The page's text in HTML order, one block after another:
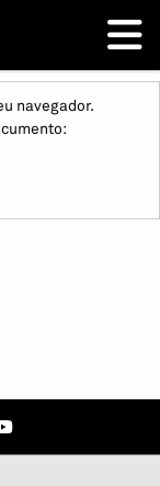
navegador.